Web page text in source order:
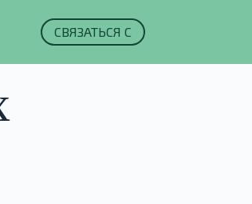
СВЯЗАТЬСЯ С